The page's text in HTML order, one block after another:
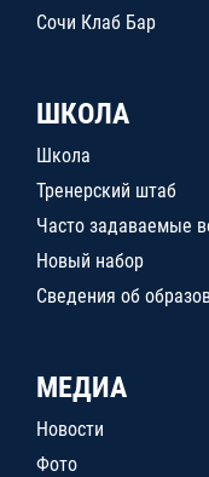
Сочи Клаб Бар
ШКОЛА
Школа
Тренерский штаб
Часто задаваемые
Новый набор
Сведения об
МЕДИА
Новости
Фото